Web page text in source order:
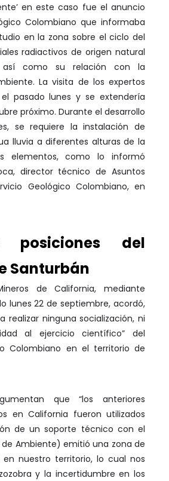
en este caso fue el anuncio
Colombiano que informaba
en la zona sobre el ciclo del
radiactivos de origen natural
así como su relación con la
La visita de los expertos
pasado lunes y se extendería
próximo. Durante el desarrollo
se requiere la instalación de
lluvia a diferentes alturas de la
elementos, como lo informó
director técnico de Asuntos
Geológico Colombiano, en
posiciones del
Santurbán
de California, mediante
lunes 22 de septiembre, acordó,
realizar ninguna socialización, ni
al ejercicio científico” del
Colombiano en el territorio de
que “los anteriores
en California fueron utilizados
de un soporte técnico con el
Ambiente) emitió una zona de
nuestro territorio, lo cual nos
y la incertidumbre en los